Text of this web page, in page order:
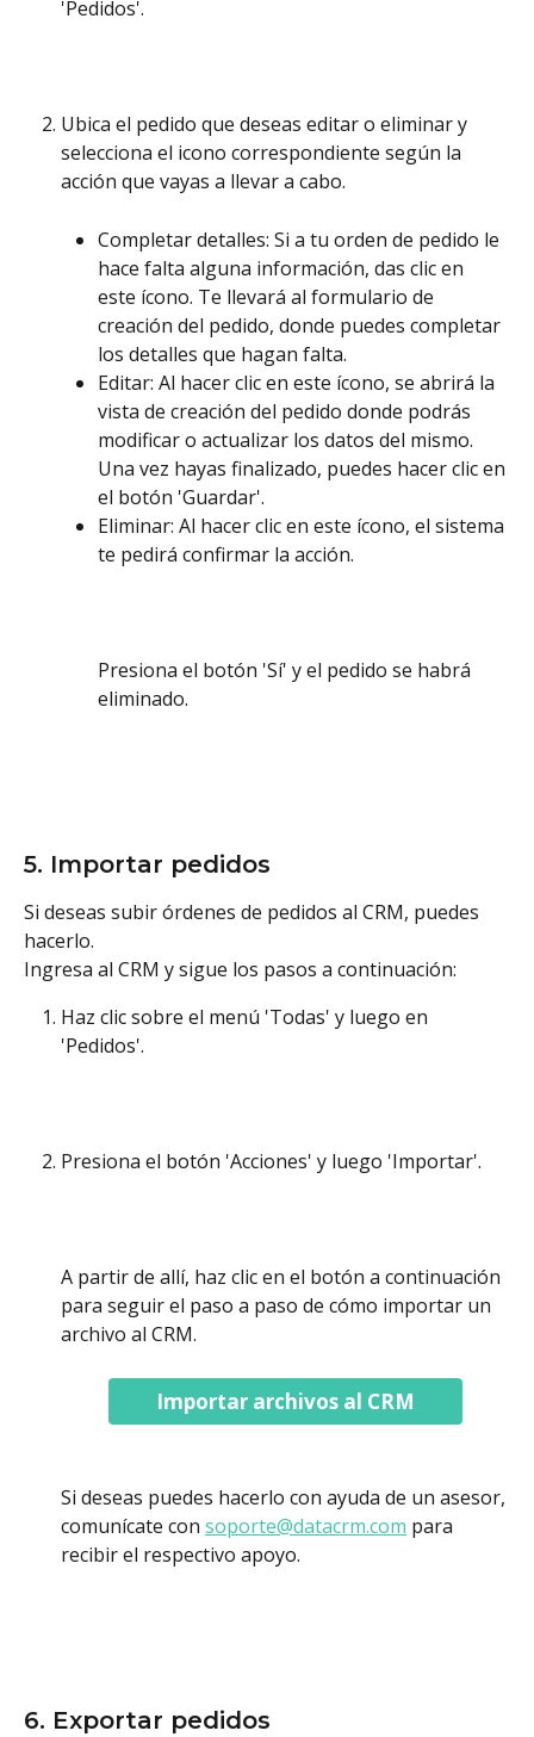
'Pedidos'.
Ubica el pedido que deseas editar o eliminar y
selecciona el icono correspondiente según la
acción que vayas a llevar a cabo.
Completar detalles: Si a tu orden de pedido le
hace falta alguna información, das clic en
este ícono. Te llevará al formulario de
creación del pedido, donde puedes completar
los detalles que hagan falta.
Editar: Al hacer clic en este ícono, se abrirá la
vista de creación del pedido donde podrás
modificar o actualizar los datos del mismo.
Una vez hayas finalizado, puedes hacer clic en
el botón 'Guardar'.
Eliminar: Al hacer clic en este ícono, el sistema
te pedirá confirmar la acción.
Presiona el botón 'Sí' y el pedido se habrá
eliminado.
5. Importar pedidos
Si deseas subir órdenes de pedidos al CRM, puedes
hacerlo.
Ingresa al CRM y sigue los pasos a continuación:
Haz clic sobre el menú 'Todas' y luego en
'Pedidos'.
Presiona el botón 'Acciones' y luego 'Importar'.
A partir de allí, haz clic en el botón a continuación
para seguir el paso a paso de cómo importar un
archivo al CRM.
Importar archivos al CRM
Si deseas puedes hacerlo con ayuda de un asesor,
comunícate con soporte@datacrm.com para
recibir el respectivo apoyo.
6. Exportar pedidos